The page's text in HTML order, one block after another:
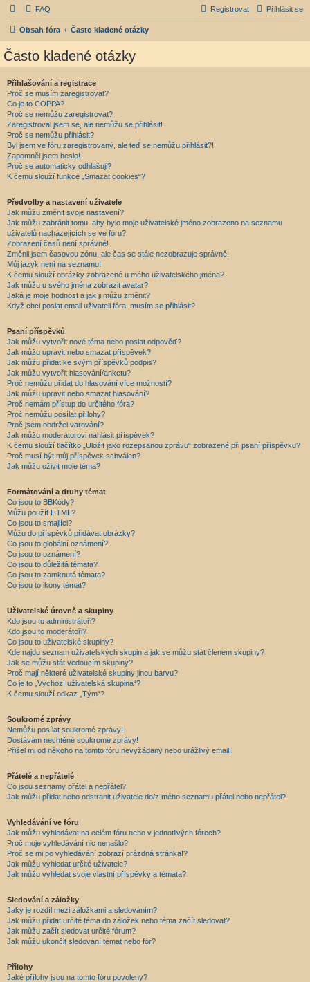
FAQ Přihlásit se
Registrovat
Obsah fóra Často kladené otázky
Často kladené otázky
Přihlašování a registrace
Proč se musím zaregistrovat?
Co je to COPPA?
Proč se nemůžu zaregistrovat?
Zaregistroval jsem se, ale nemůžu se přihlásit!
Proč se nemůžu přihlásit?
Byl jsem ve fóru zaregistrovaný, ale teď se nemůžu přihlásit?!
Zapomněl jsem heslo!
Proč se automaticky odhlašuji?
K čemu slouží funkce „Smazat cookies“?
Předvolby a nastavení uživatele
Jak můžu změnit svoje nastavení?
Jak můžu zabránit tomu, aby bylo moje uživatelské jméno zobrazeno na seznamu
uživatelů nacházejících se ve fóru?
Zobrazení časů není správné!
Změnil jsem časovou zónu, ale čas se stále nezobrazuje správně!
Můj jazyk není na seznamu!
K čemu slouží obrázky zobrazené u mého uživatelského jména?
Jak můžu u svého jména zobrazit avatar?
Jaká je moje hodnost a jak ji můžu změnit?
Když chci poslat email uživateli fóra, musím se přihlásit?
Psaní příspěvků
Jak můžu vytvořit nové téma nebo poslat odpověď?
Jak můžu upravit nebo smazat příspěvek?
Jak můžu přidat ke svým příspěvků podpis?
Jak můžu vytvořit hlasování/anketu?
Proč nemůžu přidat do hlasování více možností?
Jak můžu upravit nebo smazat hlasování?
Proč nemám přístup do určitého fóra?
Proč nemůžu posílat přílohy?
Proč jsem obdržel varování?
Jak můžu moderátorovi nahlásit příspěvek?
K čemu slouží tlačítko „Uložit jako rozepsanou zprávu“ zobrazené při psaní příspěvku?
Proč musí být můj příspěvek schválen?
Jak můžu oživit moje téma?
Formátování a druhy témat
Co jsou to BBKódy?
Můžu použít HTML?
Co jsou to smajlíci?
Můžu do příspěvků přidávat obrázky?
Co jsou to globální oznámení?
Co jsou to oznámení?
Co jsou to důležitá témata?
Co jsou to zamknutá témata?
Co jsou to ikony témat?
Uživatelské úrovně a skupiny
Kdo jsou to administrátoři?
Kdo jsou to moderátoři?
Co jsou to uživatelské skupiny?
Kde najdu seznam uživatelských skupin a jak se můžu stát členem skupiny?
Jak se můžu stát vedoucím skupiny?
Proč mají některé uživatelské skupiny jinou barvu?
Co je to „Výchozí uživatelská skupina“?
K čemu slouží odkaz „Tým“?
Soukromé zprávy
Nemůžu posílat soukromé zprávy!
Dostávám nechtěné soukromé zprávy!
Přišel mi od někoho na tomto fóru nevyžádaný nebo urážlivý email!
Přátelé a nepřátelé
Co jsou seznamy přátel a nepřátel?
Jak můžu přidat nebo odstranit uživatele do/z mého seznamu přátel nebo nepřátel?
Vyhledávání ve fóru
Jak můžu vyhledávat na celém fóru nebo v jednotlivých fórech?
Proč moje vyhledávání nic nenašlo?
Proč se mi po vyhledávání zobrazí prázdná stránka!?
Jak můžu vyhledat určité uživatele?
Jak můžu vyhledat svoje vlastní příspěvky a témata?
Sledování a záložky
Jaký je rozdíl mezi záložkami a sledováním?
Jak můžu přidat určité téma do záložek nebo téma začít sledovat?
Jak můžu začít sledovat určité fórum?
Jak můžu ukončit sledování témat nebo fór?
Přílohy
Jaké přílohy jsou na tomto fóru povoleny?